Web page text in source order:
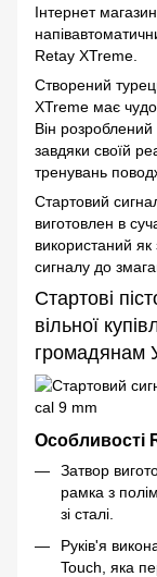
Інтернет
Retay XTreme.
Створений
XTreme має
Він розроблений
завдяки своїй
тренувань
Стартовий
виготовлен в
використаний
сигналу до
Стартові
вільної
громадянам
Особливості
Затвор
рамка з
зі сталі.
Руків'я
Touch, яка